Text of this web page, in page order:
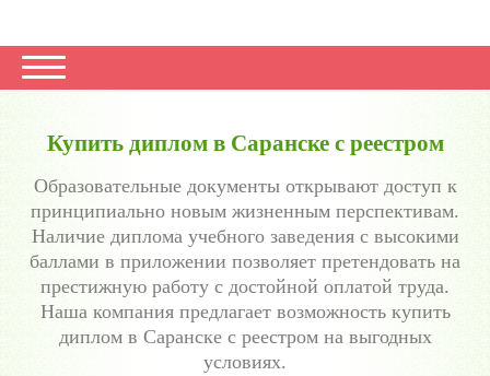
Купить диплом в Саранске с реестром
Образовательные документы открывают доступ к
принципиально новым жизненным перспективам.
Наличие диплома учебного заведения с высокими
баллами в приложении позволяет претендовать на
престижную работу с достойной оплатой труда.
Наша компания предлагает возможность купить
диплом в Саранске с реестром на выгодных
условиях.